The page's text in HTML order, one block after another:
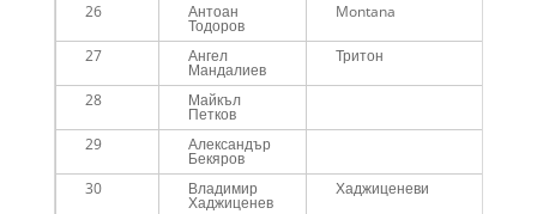
26 Антоан
Тодоров
Montana
27 Ангел
Мандалиев
Тритон
28 Майкъл
Петков
29
Александър
Бекяров
30
Владимир
Хаджиценев
Хаджиценеви